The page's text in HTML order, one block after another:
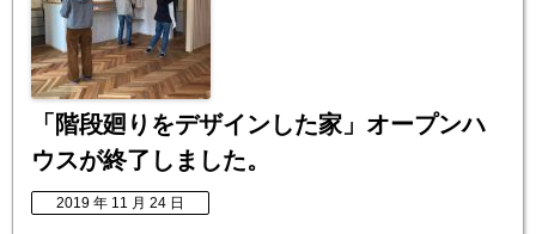
「階段廻りをデザインした家」オープンハ
ウスが終了しました。
2019 年 11 月 24 日